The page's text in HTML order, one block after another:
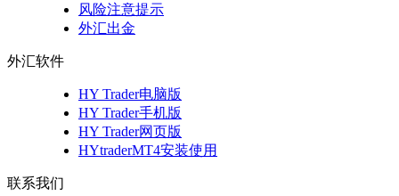
风险注意提示
外汇出金
外汇软件
HY Trader电脑版
HY Trader手机版
HY Trader网页版
HYtraderMT4安装使用
联系我们